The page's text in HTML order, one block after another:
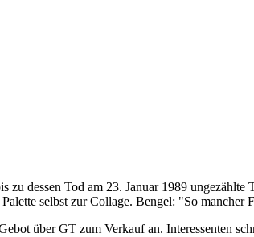
zu dessen Tod am 23. Januar 1989
selbst zur Collage. Bengel: "So
über GT zum Verkauf an. Interessenten